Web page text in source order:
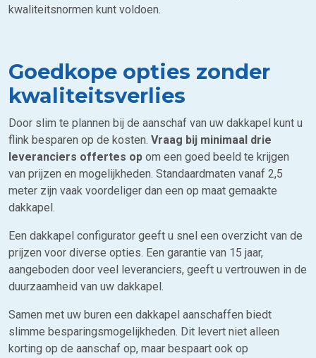
kwaliteitsnormen kunt voldoen.
Goedkope opties zonder
kwaliteitsverlies
Door slim te plannen bij de aanschaf van uw dakkapel kunt u
flink besparen op de kosten. Vraag bij minimaal drie
leveranciers offertes op om een goed beeld te krijgen
van prijzen en mogelijkheden. Standaardmaten vanaf 2,5
meter zijn vaak voordeliger dan een op maat gemaakte
dakkapel.
Een dakkapel configurator geeft u snel een overzicht van de
prijzen voor diverse opties. Een garantie van 15 jaar,
aangeboden door veel leveranciers, geeft u vertrouwen in de
duurzaamheid van uw dakkapel.
Samen met uw buren een dakkapel aanschaffen biedt
slimme besparingsmogelijkheden. Dit levert niet alleen
korting op de aanschaf op, maar bespaart ook op